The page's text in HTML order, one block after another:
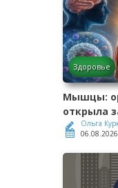
Здоровье
Мышцы:
открыла
Ольга